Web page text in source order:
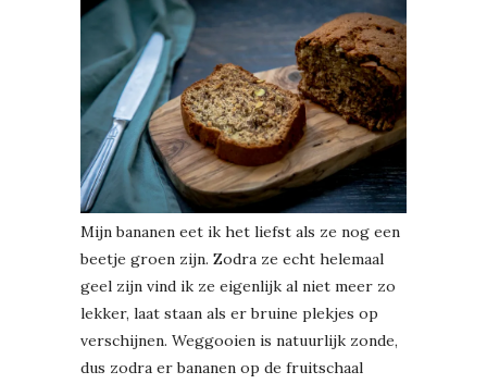
Mijn bananen eet ik het liefst als ze nog een
beetje groen zijn. Zodra ze echt helemaal
geel zijn vind ik ze eigenlijk al niet meer zo
lekker, laat staan als er bruine plekjes op
verschijnen. Weggooien is natuurlijk zonde,
dus zodra er bananen op de fruitschaal